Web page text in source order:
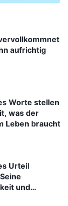
aufrichtig
Worte stellen
was der
Leben braucht
Urteil
und